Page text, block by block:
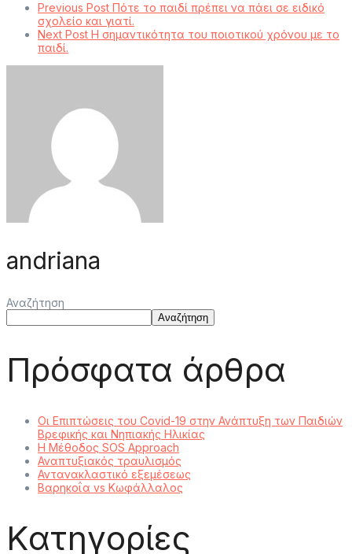
Previous Post Πότε το παιδί πρέπει να πάει σε ειδικό
σχολείο και γιατί.
Next Post Η σημαντικότητα του ποιοτικού χρόνου με το
παιδί.
andriana
Αναζήτηση
Αναζήτηση
Πρόσφατα άρθρα
Οι Επιπτώσεις του Covid-19 στην Ανάπτυξη των Παιδιών
Βρεφικής και Νηπιακής Ηλικίας
Η Μέθοδος SOS Approach
Αναπτυξιακός τραυλισμός
Αντανακλαστικό εξεμέσεως
Βαρηκοΐα vs Κωφάλλαλος
Kατηγορίες